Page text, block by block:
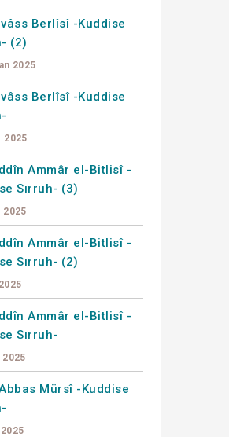
Berlîsî -Kuddise
(2)
2025
Berlîsî -Kuddise
2025
Ammâr el-Bitlisî -
Sırruh- (3)
2025
Ammâr el-Bitlisî -
Sırruh- (2)
Ammâr el-Bitlisî -
Sırruh-
2025
Mürsî -Kuddise